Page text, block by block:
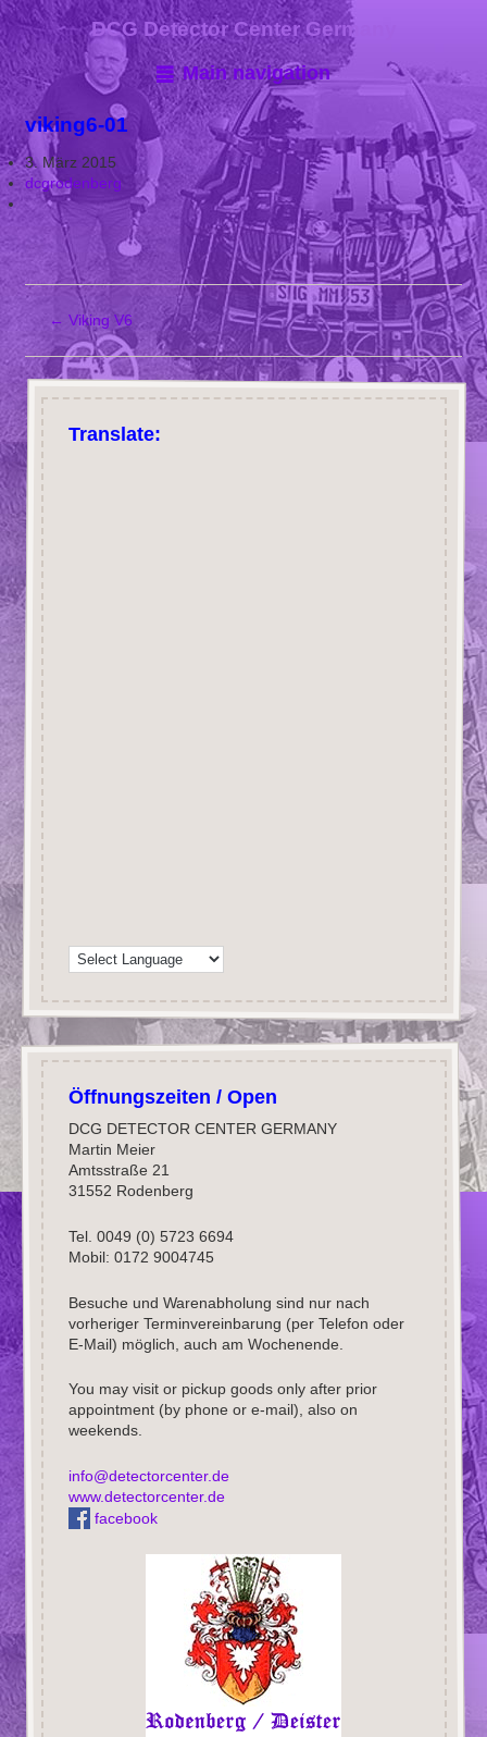
DCG Detector Center Germany
Main navigation
viking6-01
3. März 2015
dcgrodenberg
← Viking V6
Translate:
Öffnungszeiten / Open
DCG DETECTOR CENTER GERMANY
Martin Meier
Amtsstraße 21
31552 Rodenberg
Tel. 0049 (0) 5723 6694
Mobil: 0172 9004745
Besuche und Warenabholung sind nur nach
vorheriger Terminvereinbarung (per Telefon oder
E-Mail) möglich, auch am Wochenende.
You may visit or pickup goods only after prior
appointment (by phone or e-mail), also on
weekends.
info@detectorcenter.de
www.detectorcenter.de
facebook